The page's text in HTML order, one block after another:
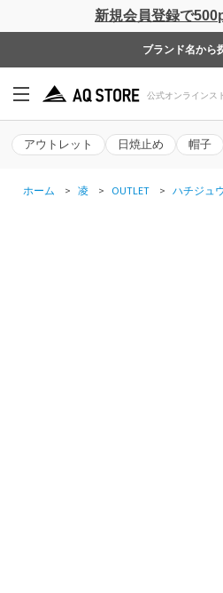
新規会員登録で
ブランド名から
アウトレット 日焼止め 帽子
ホーム > 凌 > OUTLET > ハチジュ